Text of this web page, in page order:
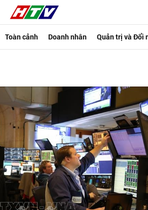
Toàn cảnh Doanh nhân Quản trị và Đổi